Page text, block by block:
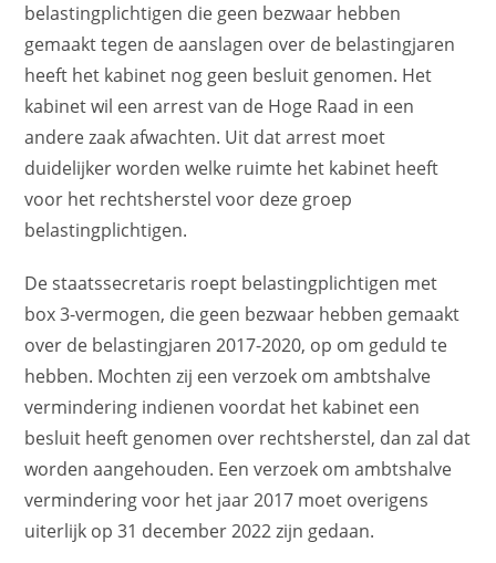
belastingplichtigen die geen bezwaar hebben
gemaakt tegen de aanslagen over de belastingjaren
heeft het kabinet nog geen besluit genomen. Het
kabinet wil een arrest van de Hoge Raad in een
andere zaak afwachten. Uit dat arrest moet
duidelijker worden welke ruimte het kabinet heeft
voor het rechtsherstel voor deze groep
belastingplichtigen.
De staatssecretaris roept belastingplichtigen met
box 3-vermogen, die geen bezwaar hebben gemaakt
over de belastingjaren 2017-2020, op om geduld te
hebben. Mochten zij een verzoek om ambtshalve
vermindering indienen voordat het kabinet een
besluit heeft genomen over rechtsherstel, dan zal dat
worden aangehouden. Een verzoek om ambtshalve
vermindering voor het jaar 2017 moet overigens
uiterlijk op 31 december 2022 zijn gedaan.